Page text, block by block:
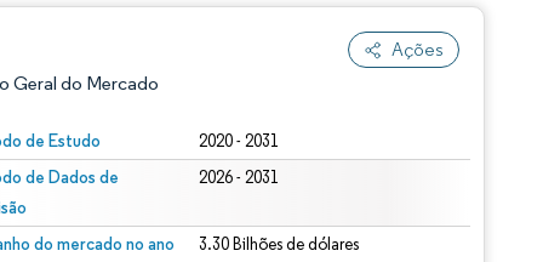
Ações
Geral do Mercado
de Estudo 2020 - 2031
de Dados de
2026 - 2031
do mercado no ano
3.30 Bilhões de dólares